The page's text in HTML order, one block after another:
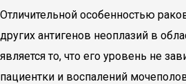
Отличительной особенностью
других антигенов неоплазий в
является то, что его уровень не
пациентки и воспалений